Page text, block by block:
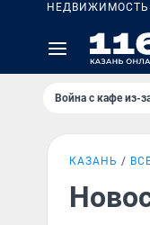
НЕДВИЖИМОСТЬ
Война с кафе из-
КАЗАНЬ